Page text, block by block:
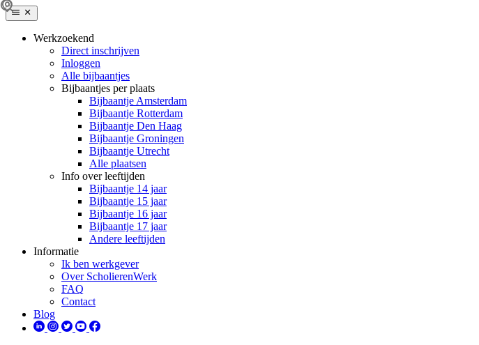
Werkzoekend
Direct inschrijven
Inloggen
Alle bijbaantjes
Bijbaantjes per plaats
Bijbaantje Amsterdam
Bijbaantje Rotterdam
Bijbaantje Den Haag
Bijbaantje Groningen
Bijbaantje Utrecht
Alle plaatsen
Info over leeftijden
Bijbaantje 14 jaar
Bijbaantje 15 jaar
Bijbaantje 16 jaar
Bijbaantje 17 jaar
Andere leeftijden
Informatie
Ik ben werkgever
Over ScholierenWerk
FAQ
Contact
Blog